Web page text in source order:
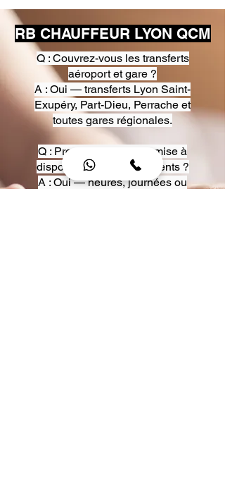
RB CHAUFFEUR LYON QCM
Q : Couvrez-vous les transferts
aéroport et gare ?
A : Oui — transferts Lyon Saint-
Exupéry, Part-Dieu, Perrache et
toutes gares régionales.
Q : Proposez-vous une mise à
disposition pour événements ?
A : Oui — heures, journées ou